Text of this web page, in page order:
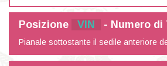
Posizione VIN - Numero di
Pianale sottostante il sedile anteriore